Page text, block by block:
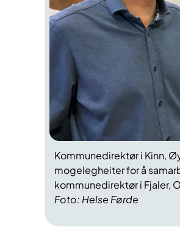
Foto: Helse Førde
Kommunedirektøri Kinn,
mogelegheiter for å
kommunedirektør i Fjaler,